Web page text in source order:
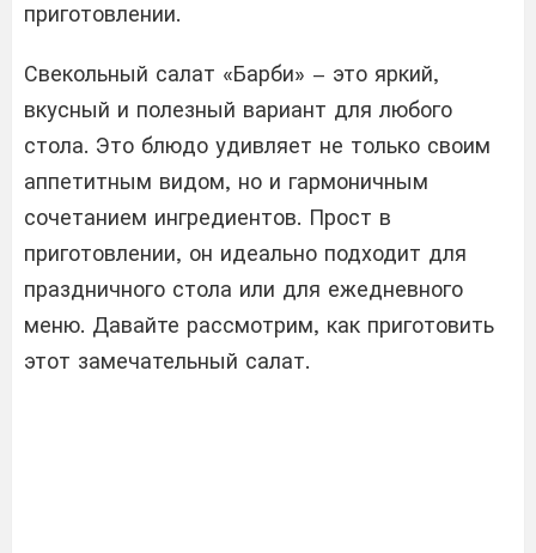
приготовлении.
Свекольный салат «Барби» – это яркий,
вкусный и полезный вариант для любого
стола. Это блюдо удивляет не только своим
аппетитным видом, но и гармоничным
сочетанием ингредиентов. Прост в
приготовлении, он идеально подходит для
праздничного стола или для ежедневного
меню. Давайте рассмотрим, как приготовить
этот замечательный салат.